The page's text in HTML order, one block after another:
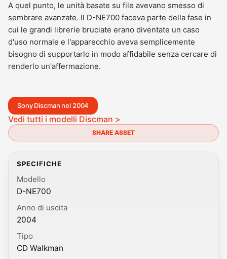
A quel punto, le unità basate su file avevano smesso di
sembrare avanzate. Il D-NE700 faceva parte della fase in
cui le grandi librerie bruciate erano diventate un caso
d'uso normale e l'apparecchio aveva semplicemente
bisogno di supportarlo in modo affidabile senza cercare di
renderlo un'affermazione.
Sony Discman nel 2004
Vedi tutti i modelli Discman >
SHARE ASSET
SPECIFICHE
Modello
D-NE700
Anno di uscita
2004
Tipo
CD Walkman